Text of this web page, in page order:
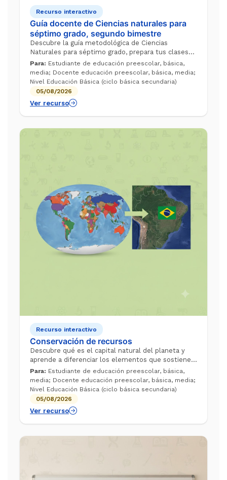
Recurso interactivo
Guía docente de Ciencias naturales para
séptimo grado, segundo bimestre
Descubre la guía metodológica de Ciencias
Naturales para séptimo grado, prepara tus clases
para trabajar secuencias didácticas estructuradas
que te ayuden a enseñar la deriva conti...
Para: Estudiante de educación preescolar, básica,
media; Docente educación preescolar, básica, media;
Nivel Educación Básica (ciclo básica secundaria)
05/08/2026
Ver recurso
Recurso interactivo
Conservación de recursos
Descubre qué es el capital natural del planeta y
aprende a diferenciar los elementos que sostienen
nuestra supervivencia. A través de este video de
Aulas sin Fronteras, comprenderá...
Para: Estudiante de educación preescolar, básica,
media; Docente educación preescolar, básica, media;
Nivel Educación Básica (ciclo básica secundaria)
05/08/2026
Ver recurso